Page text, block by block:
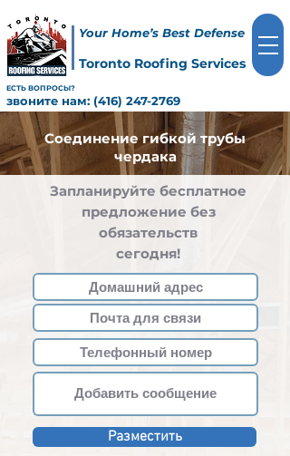
Toronto Roofing Services
звоните нам: (416) 247-2769
ЕСТЬ ВОПРОСЫ?
Your Home’s Best Defense
Соединение гибкой трубы
чердака
Запланируйте бесплатное
предложение без
обязательств
сегодня!
Разместить